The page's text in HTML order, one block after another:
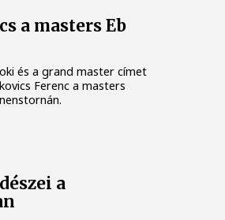
a masters Eb
és a grand master címet
Ferenc a masters
a